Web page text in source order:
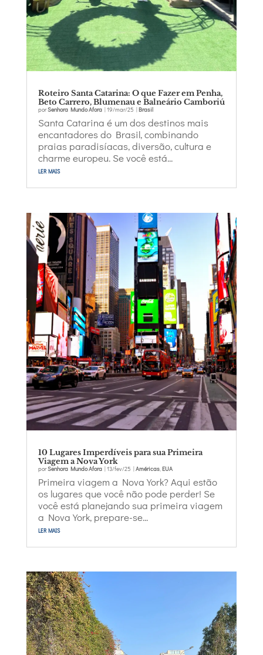
Roteiro Santa Catarina: O que Fazer em Penha,
Beto Carrero, Blumenau e Balneário Camboriú
porSenhora Mundo Afora| 19/mar/25 Brasil
Santa Catarina é um dos destinos mais
encantadores do Brasil, combinando
praias paradisíacas, diversão, cultura e
charme europeu. Se você está...
ler mais
10 Lugares Imperdíveis para sua Primeira
Viagem a Nova York
porSenhora Mundo Afora|13/fev/25 |Américas,EUA
Primeira viagem a Nova York? Aqui estão
os lugares que você não pode perder! Se
você está planejando sua primeira viagem
a Nova York, prepare-se...
ler mais